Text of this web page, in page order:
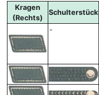
Kragen
(Rechts)
Schulterstück
-